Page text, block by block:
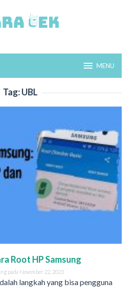
MENU
Tag:UBL
Root HP Samsung
pada November 22, 2023
langkah yang bisa pengguna